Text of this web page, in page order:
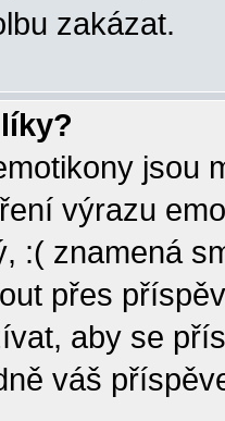
zakázat.
jsou
výrazu
:( znamená
přes
aby se
váš